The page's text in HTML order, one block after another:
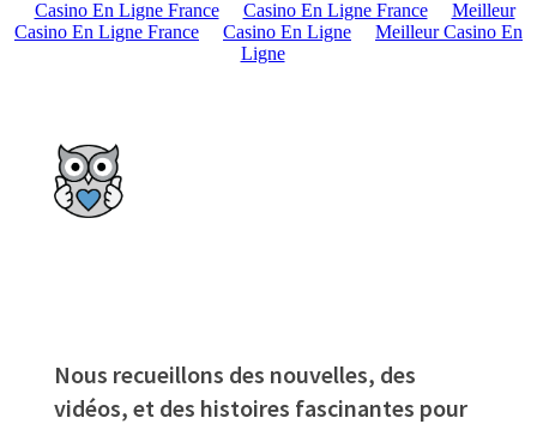
Casino En Ligne France Casino En Ligne France
Meilleur
Casino En Ligne France
Casino En Ligne
Meilleur Casino En
Ligne
Nous recueillons des nouvelles, des
vidéos, et des histoires fascinantes pour